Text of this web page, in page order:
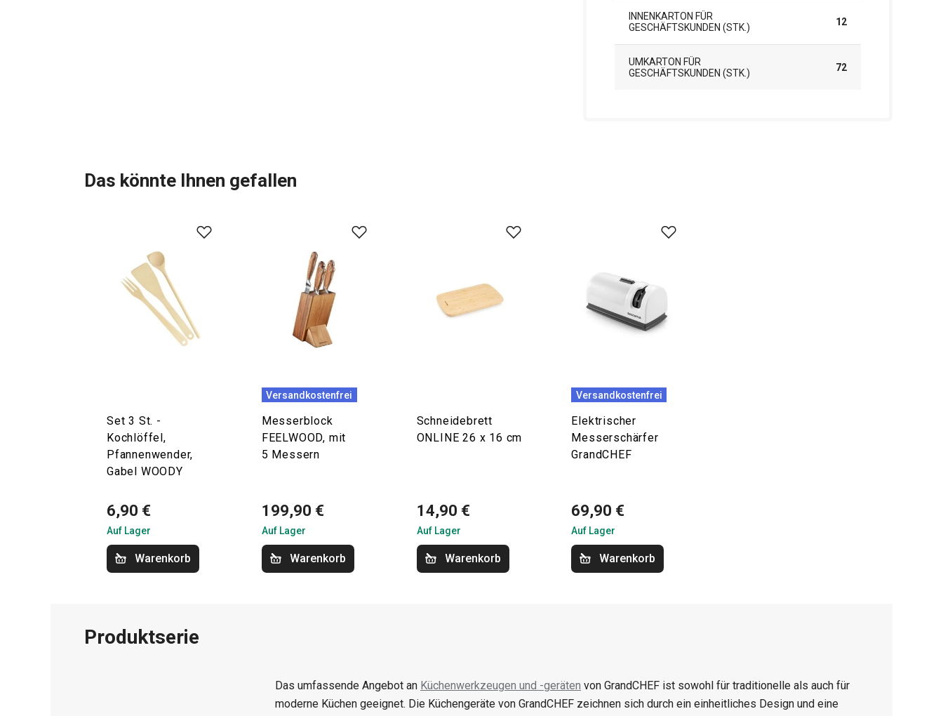
INNENKARTON FÜR
GESCHÄFTSKUNDEN (STK.)
12
UMKARTON FÜR
GESCHÄFTSKUNDEN (STK.)
72
Das könnte Ihnen gefallen
Set 3 St. -
Kochlöffel,
Pfannenwender,
Gabel WOODY
6,90 €
Auf Lager
Warenkorb
Versandkostenfrei
Messerblock
FEELWOOD, mit
5 Messern
199,90 €
Auf Lager
Warenkorb
Schneidebrett
ONLINE 26 x 16 cm
14,90 €
Auf Lager
Warenkorb
Versandkostenfrei
Elektrischer
Messerschärfer
GrandCHEF
69,90 €
Auf Lager
Warenkorb
Produktserie
Das umfassende Angebot an Küchenwerkzeugen und -geräten von GrandCHEF ist sowohl für traditionelle als auch für
moderne Küchen geeignet. Die Küchengeräte von GrandCHEF zeichnen sich durch ein einheitliches Design und eine